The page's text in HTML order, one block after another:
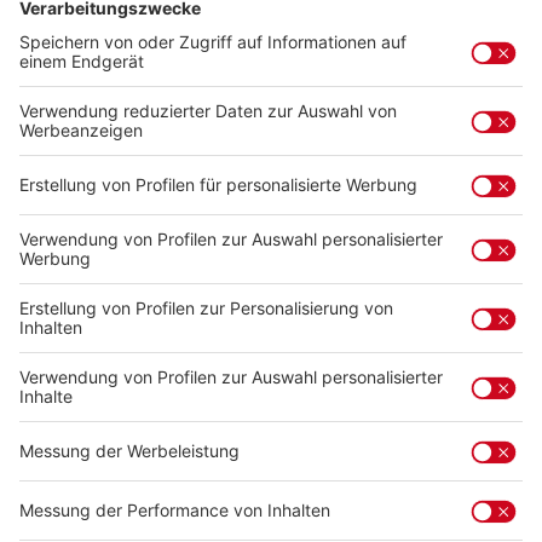
Wege. Band 2 – 32 Rundwanderungen
Der zweite Band des Wanderführers für den
Kreis Ludwigsburg, das Heilbronner Land,
Stromberg, Kraichgau, Hohenlohe und